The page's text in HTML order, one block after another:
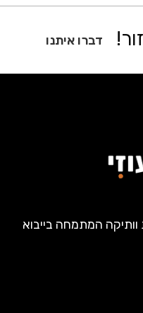
דברו איתנו
וותיקה המתמחה בייבוא